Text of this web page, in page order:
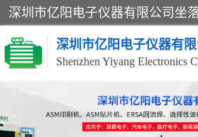
深圳市亿阳电子仪器有限
Shenzhen Yiyang Electronics
SX全自动高速贴片机 E系